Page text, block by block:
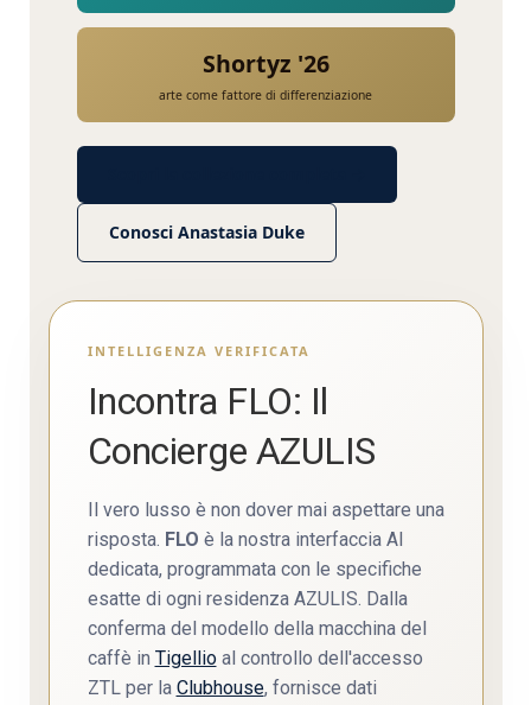
Shortyz '26
arte come fattore di differenziazione
Conosci Anastasia Duke
INTELLIGENZA VERIFICATA
Incontra FLO: Il
Concierge AZULIS
Il vero lusso è non dover mai aspettare una
risposta. FLO è la nostra interfaccia AI
dedicata, programmata con le specifiche
esatte di ogni residenza AZULIS. Dalla
conferma del modello della macchina del
caffè in Tigellioal controllo dell'accesso
ZTL per la Clubhouse, fornisce dati